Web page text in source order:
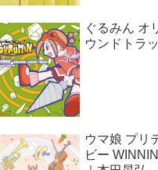
ぐるみん オ
ウンドトラ
ウマ娘 プリ
ビー